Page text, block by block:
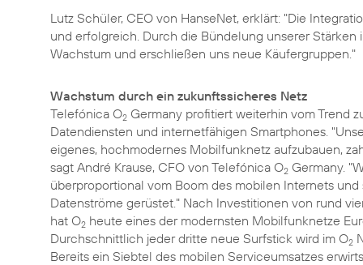
Lutz Schüler, CEO von HanseNet, erklärt: "Die
und erfolgreich. Durch die Bündelung unserer
Wachstum und erschließen uns neue Käufergruppen."
Wachstum durch ein zukunftssicheres Netz
Telefónica O2 Germany profitiert weiterhin vom Trend
Datendiensten und internetfähigen Smartphones.
eigenes, hochmodernes Mobilfunknetz aufzubauen,
sagt André Krause, CFO von Telefónica O2 Germany.
überproportional vom Boom des mobilen Internets
Datenströme gerüstet." Nach Investitionen von rund
hat O2 heute eines der modernsten Mobilfunknetze
Durchschnittlich jeder dritte neue Surfstick wird im O2
Bereits ein Siebtel des mobilen Serviceumsatzes